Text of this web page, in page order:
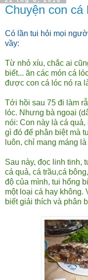
Chuyện con cá
Có lần tui hỏi mọi
vầy:
Từ nhỏ xíu, chắc ai
biết... ăn các món cá
được con cá lóc nó ra
Tới hồi sau 75 đi làm
lóc. Nhưng bà ngoại
nói: Con này là cá
gì đó để phân biệt mà
luôn, chỉ mang máng
Sau này, đọc linh tinh,
cá quả, cá trầu,cá
độ của mình, tui hổng
một loại cá hay không.
biết giải thích và phân